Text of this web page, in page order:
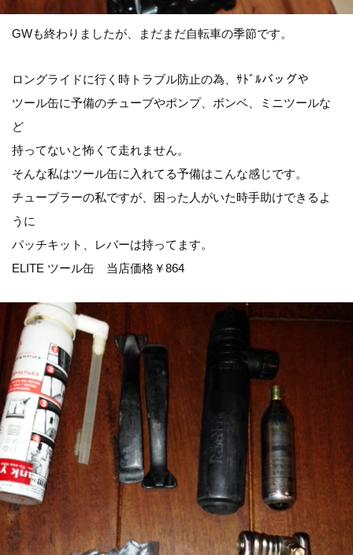
GWも終わりましたが、まだまだ自転車の季節です。
ロングライドに行く時トラブル防止の為、ｻﾄﾞﾙバッグや
ツール缶に予備のチューブやポンプ、ボンベ、ミニツールな
ど
持ってないと怖くて走れません。
そんな私はツール缶に入れてる予備はこんな感じです。
チューブラーの私ですが、困った人がいた時手助けできるよ
うに
パッチキット、レバーは持ってます。
ELITE ツール缶 当店価格￥864